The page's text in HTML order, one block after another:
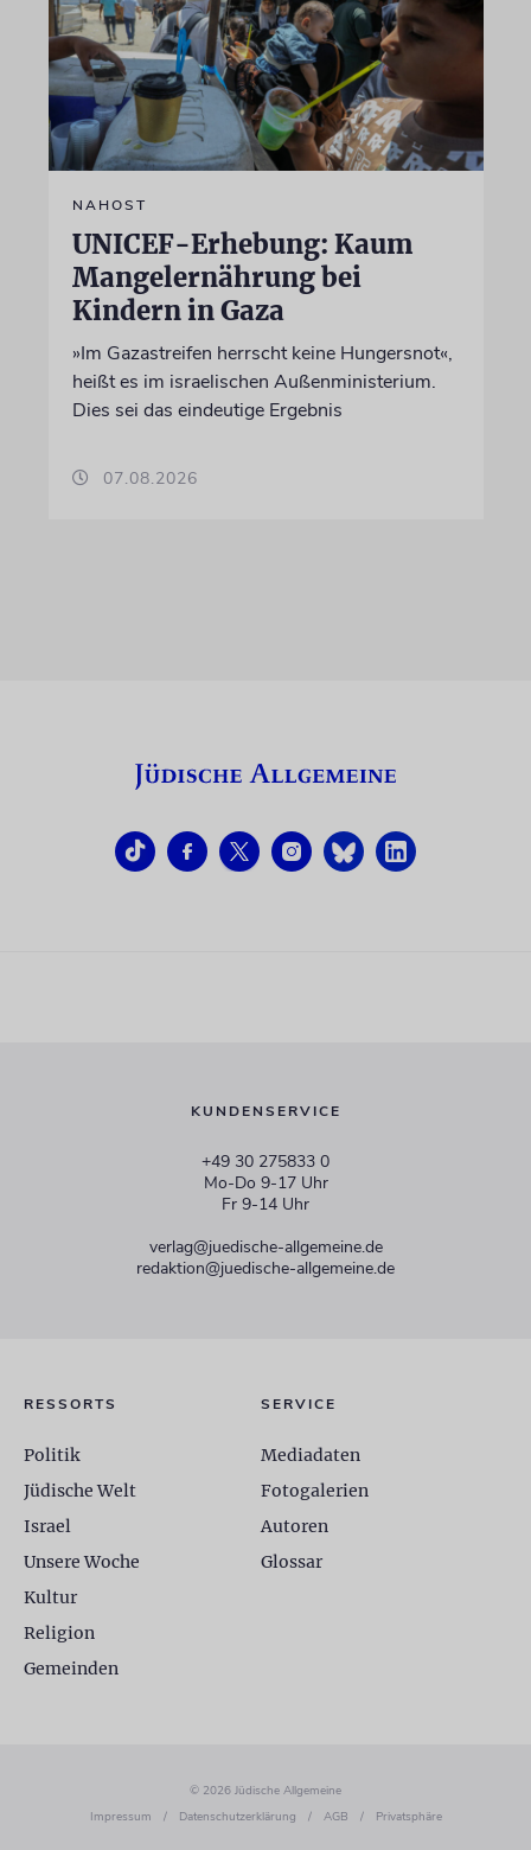
NAHOST
UNICEF-Erhebung: Kaum
Mangelernährung bei
Kindern in Gaza
»Im Gazastreifen herrscht keine Hungersnot«,
heißt es im israelischen Außenministerium.
Dies sei das eindeutige Ergebnis
07.08.2026
KUNDENSERVICE
+49 30 275833 0
Mo-Do 9-17 Uhr
Fr 9-14 Uhr
verlag@juedische-allgemeine.de
redaktion@juedische-allgemeine.de
RESSORTS
Politik
Jüdische Welt
Israel
Unsere Woche
Kultur
Religion
Gemeinden
SERVICE
Mediadaten
Fotogalerien
Autoren
Glossar
© 2026 Jüdische Allgemeine
Impressum
/ Datenschutzerklärung / AGB / Privatsphäre